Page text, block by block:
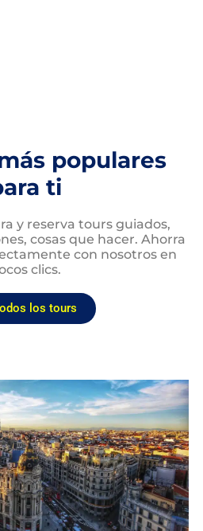
populares
ti
y reserva tours guiados,
cosas que hacer. Ahorra
con nosotros en
clics.
los tours